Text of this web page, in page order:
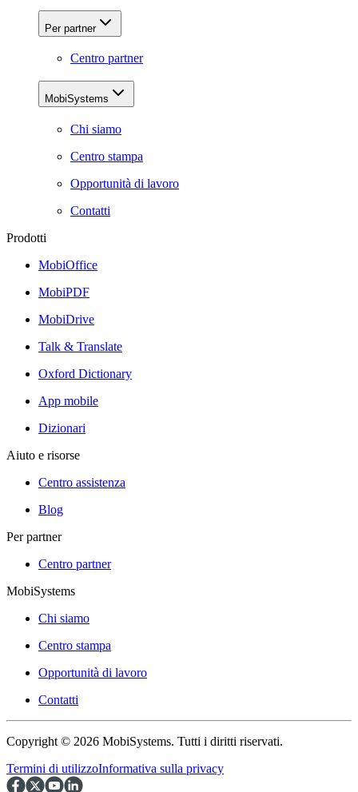
Per partner
Centro partner
MobiSystems
Chi siamo
Centro stampa
Opportunità di lavoro
Contatti
Prodotti
MobiOffice
MobiPDF
MobiDrive
Talk & Translate
Oxford Dictionary
App mobile
Dizionari
Aiuto e risorse
Centro assistenza
Blog
Per partner
Centro partner
MobiSystems
Chi siamo
Centro stampa
Opportunità di lavoro
Contatti
Copyright © 2026 MobiSystems. Tutti i diritti riservati.
Termini di utilizzoInformativa sulla privacy